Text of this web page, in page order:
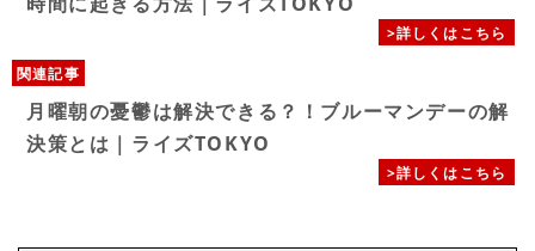
>詳しくはこちら
関連記事
月曜朝の憂鬱は解決できる？！ブルーマンデーの解
決策とは｜ライズTOKYO
>詳しくはこちら